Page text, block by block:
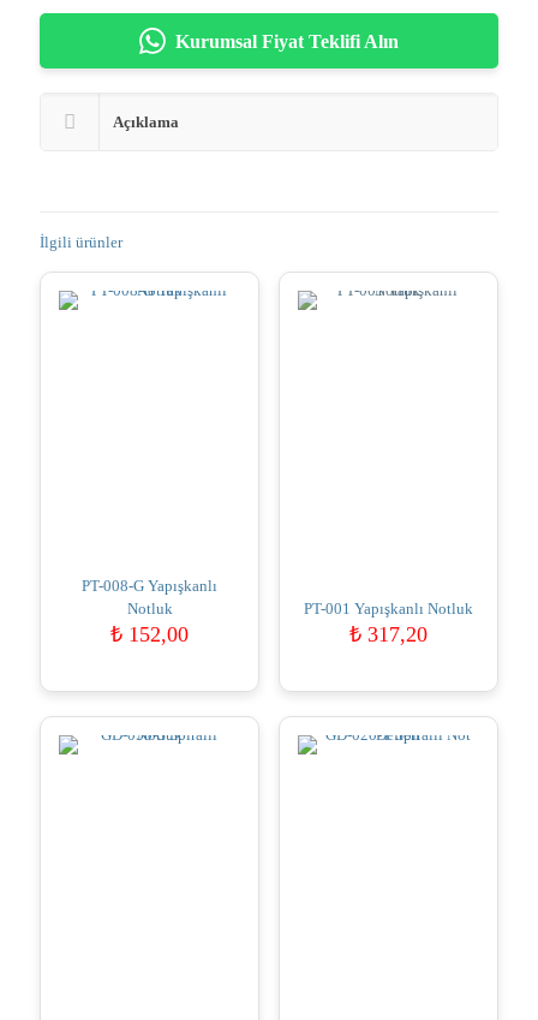
Kurumsal Fiyat Teklifi Alın
Açıklama
İlgili ürünler
PT-008-G Yapışkanlı
Notluk
₺ 152,00
PT-001 Yapışkanlı Notluk
₺317,20